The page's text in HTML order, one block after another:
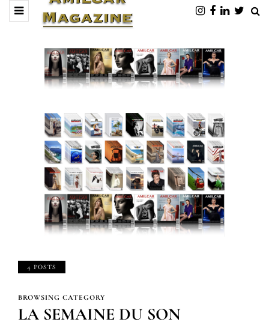
4 POSTS
BROWSING CATEGORY
LA SEMAINE DU SON